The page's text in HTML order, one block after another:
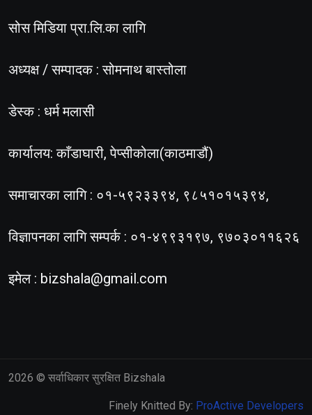
सोस मिडिया प्रा.लि.का लागि
अध्यक्ष / सम्पादक : सोमनाथ बास्तोला
डेस्क : धर्म मलासी
कार्यालय: काँडाघारी, पेप्सीकोला(काठमाडौं)
समाचारका लागि : ०१-५९२३३९४, ९८५१०१५३९४,
विज्ञापनका लागि सम्पर्क : ०१-४९९३१९७, ९७०३०११६२६
इमेल : bizshala@gmail.com
2026 © सर्वाधिकार सुरक्षित Bizshala
Finely Knitted By: ProActive Developers